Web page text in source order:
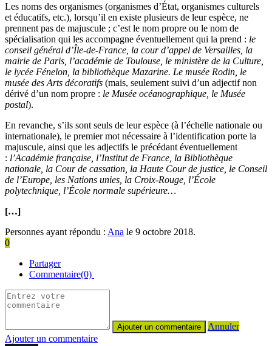
Les noms des organismes (organismes d’État, organismes culturels
et éducatifs, etc.), lorsqu’il en existe plusieurs de leur espèce, ne
prennent pas de majuscule ; c’est le nom propre ou le nom de
spécialisation qui les accompagne éventuellement qui la prend : le
conseil général d’Île-de-France, la cour d’appel de Versailles, la
mairie de Paris, l’académie de Toulouse, le ministère de la Culture,
le lycée Fénelon, la bibliothèque Mazarine. Le musée Rodin, le
musée des Arts décoratifs (mais, seulement suivi d’un adjectif non
dérivé d’un nom propre : le Musée océanographique, le Musée
postal).
En revanche, s’ils sont seuls de leur espèce (à l’échelle nationale ou
internationale), le premier mot nécessaire à l’identification porte la
majuscule, ainsi que les adjectifs le précédant éventuellement
: l’Académie française, l’Institut de France, la Bibliothèque
nationale, la Cour de cassation, la Haute Cour de justice, le Conseil
de l’Europe, les Nations unies, la Croix-Rouge, l’École
polytechnique, l’École normale supérieure…
[…]
Personnes ayant répondu : Ana le 9 octobre 2018.
0
Partager
Commentaire(0)
Annuler
Ajouter un commentaire